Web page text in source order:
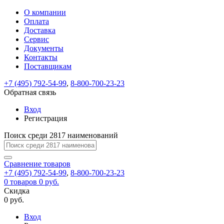
ВходРегистрация
test@example.com
отправлена
по
ней
завершения
регистрации.
Ок
Запомнить
меня
Забыли
Восстановление
пароля
Заполните
форму.
Мы
отправим
ссылку
указанный
электронный
перейдя
по
которой
вы
задать
На
вашу
почту
test@test.ru
ссылка.
Перейдите
по
для
смены
пароля.
Введите
новый
пароль
Сменить
Пароль
успешно
восстановлен
Обратная
связь
Сообщение
пользовательского
сообщение
успешно
отправлено.
О компании
Оплата
Доставка
Сервис
Документы
Контакты
Поставщикам
+7 (495) 792-54-99, 8-800-700-23-23
Обратная связь
Вход
Регистрация
Поиск среди 2817 наименований
Сравнение товаров
+7 (495) 792-54-99, 8-800-700-23-23
0 товаров 0 руб.
Скидка
0 руб.
Вход